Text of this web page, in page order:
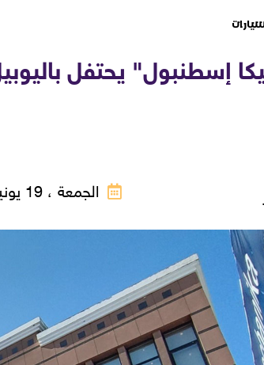
إسطنبول" يحتفل
الجمعة ، 19 يونيو 2026